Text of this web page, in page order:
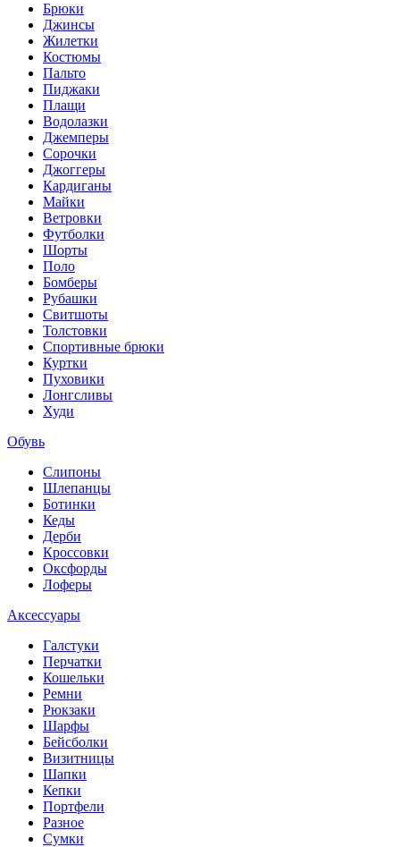
Брюки
Джинсы
Жилетки
Костюмы
Пальто
Пиджаки
Плащи
Водолазки
Джемперы
Сорочки
Джоггеры
Кардиганы
Майки
Ветровки
Футболки
Шорты
Поло
Бомберы
Рубашки
Свитшоты
Толстовки
Спортивные брюки
Куртки
Пуховики
Лонгсливы
Худи
Обувь
Слипоны
Шлепанцы
Ботинки
Кеды
Дерби
Кроссовки
Оксфорды
Лоферы
Аксессуары
Галстуки
Перчатки
Кошельки
Ремни
Рюкзаки
Шарфы
Бейсболки
Визитницы
Шапки
Кепки
Портфели
Разное
Сумки